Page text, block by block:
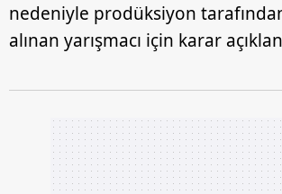
nedeniyle prodüksiyon
alınan yarışmacı için karar